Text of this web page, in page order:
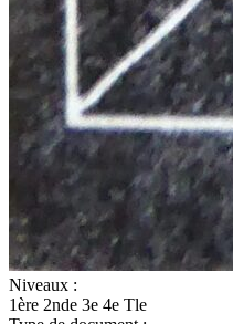
Niveaux :
1ère 2nde 3e 4e Tle